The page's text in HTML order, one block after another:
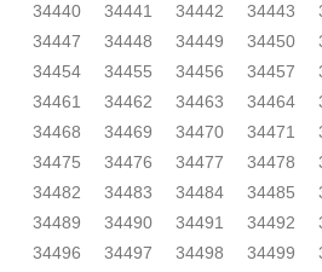
34440
34441 34442 34443
34447
34448 34449 34450
34454
34455 34456 34457
34461
34462 34463 34464
34468
34469 34470 34471
34475
34476 34477 34478
34482
34483 34484 34485
34489
34490 34491 34492
34496
34497 34498 34499